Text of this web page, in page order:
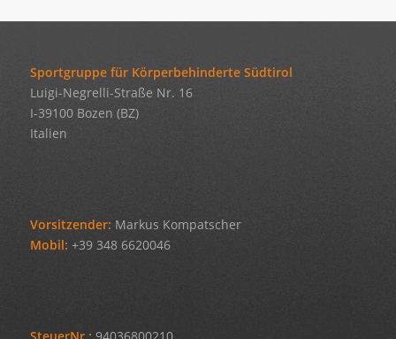
Sportgruppe für Körperbehinderte Südtirol
Luigi-Negrelli-Straße Nr. 16
I-39100 Bozen (BZ)
Italien
Vorsitzender: Markus Kompatscher
Mobil: +39 348 6620046